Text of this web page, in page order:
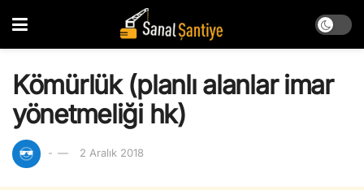
Kömürlük (planlı alanlar imar
yönetmeliği hk)
- 2 Aralık 2018